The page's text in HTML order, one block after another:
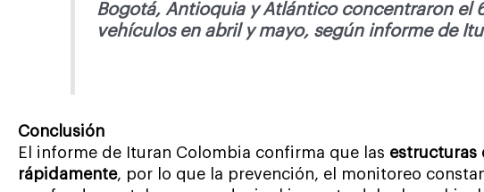
Bogotá, Antioquia y Atlántico concentraron el
vehículos en abril y mayo, según informe de
Conclusión
El informe de Ituran Colombia confirma que las estructuras
rápidamente, por lo que la prevención, el monitoreo